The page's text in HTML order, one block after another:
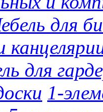
для
для
1-